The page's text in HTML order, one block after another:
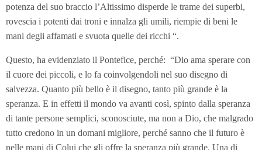
potenza del suo braccio l’Altissimo disperde le trame dei superbi,
rovescia i potenti dai troni e innalza gli umili, riempie di beni le
mani degli affamati e svuota quelle dei ricchi “.
Questo, ha evidenziato il Pontefice, perché: “Dio ama sperare con
il cuore dei piccoli, e lo fa coinvolgendoli nel suo disegno di
salvezza. Quanto più bello è il disegno, tanto più grande è la
speranza. E in effetti il mondo va avanti così, spinto dalla speranza
di tante persone semplici, sconosciute, ma non a Dio, che malgrado
tutto credono in un domani migliore, perché sanno che il futuro è
nelle mani di Colui che gli offre la speranza più grande. Una di